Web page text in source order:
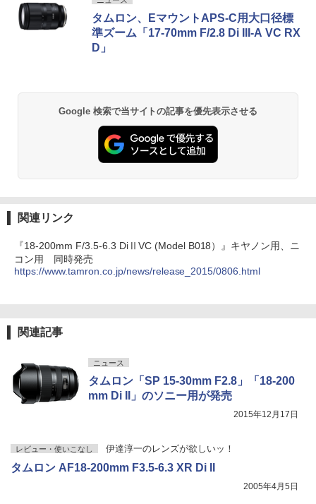
タムロン、EマウントAPS-C用大口径標
準ズーム「17-70mm F/2.8 Di III-A VC RX
D」
Google 検索で当サイトの記事を優先表示させる
関連リンク
『18-200mm F/3.5-6.3 DiⅡVC (Model B018）』キヤノン用、ニ
コン用 同時発売
https://www.tamron.co.jp/news/release_2015/0806.html
関連記事
ニュース
タムロン「SP 15-30mm F2.8」「18-200
mm Di II」のソニー用が発売
2015年12月17日
レビュー・使いこなし 伊達淳一のレンズが欲しいッ！
タムロン AF18-200mm F3.5-6.3 XR Di II
2005年4月5日